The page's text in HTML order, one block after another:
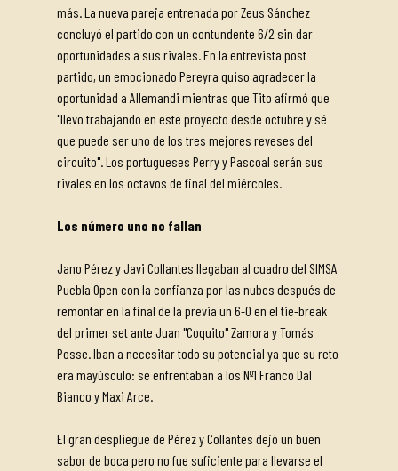
más. La nueva pareja entrenada por Zeus Sánchez
concluyó el partido con un contundente 6/2 sin dar
oportunidades a sus rivales. En la entrevista post
partido, un emocionado Pereyra quiso agradecer la
oportunidad a Allemandi mientras que Tito afirmó que
"llevo trabajando en este proyecto desde octubre y sé
que puede ser uno de los tres mejores reveses del
circuito". Los portugueses Perry y Pascoal serán sus
rivales en los octavos de final del miércoles.
Los número uno no fallan
Jano Pérez y Javi Collantes llegaban al cuadro del SIMSA
Puebla Open con la confianza por las nubes después de
remontar en la final de la previa un 6-0 en el tie-break
del primer set ante Juan "Coquito" Zamora y Tomás
Posse. Iban a necesitar todo su potencial ya que su reto
era mayúsculo: se enfrentaban a los Nº1 Franco Dal
Bianco y Maxi Arce.
El gran despliegue de Pérez y Collantes dejó un buen
sabor de boca pero no fue suficiente para llevarse el